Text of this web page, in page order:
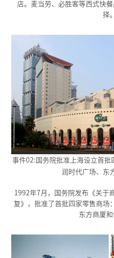
店。麦当劳、必胜客等西式快
择。
事件02:国务院批准上海设立首
润时代广场、东
1992年7月，国务院发布《关于
复》，批准了首批四家零售商场
东方商厦和